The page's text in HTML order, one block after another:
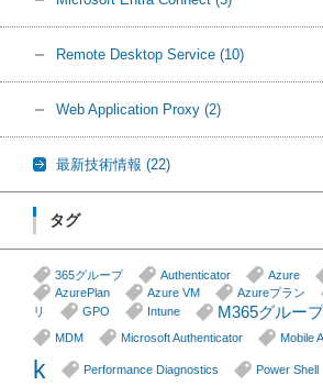
Remote Desktop Service (10)
Web Application Proxy (2)
最新技術情報 (22)
タグ
365グループ Authenticator Azure
AzurePlan
Azure VM Azureプラン
リ
GPO Intune M365グループ
MDM
Microsoft Authenticator Mobile
k
Performance Diagnostics Power Shell